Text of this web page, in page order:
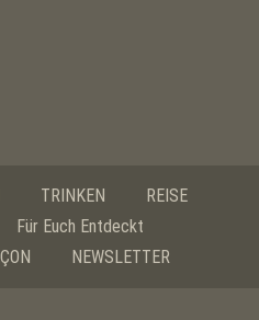
TRINKEN
REISE
Für Euch Entdeckt
NEWSLETTER